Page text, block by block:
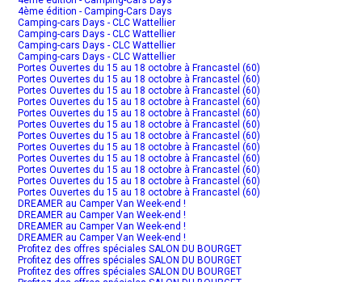
4ème édition - Camping-Cars Days
Camping-cars Days - CLC Wattellier
Camping-cars Days - CLC Wattellier
Camping-cars Days - CLC Wattellier
Camping-cars Days - CLC Wattellier
Portes Ouvertes du 15 au 18 octobre à Francastel (60)
Portes Ouvertes du 15 au 18 octobre à Francastel (60)
Portes Ouvertes du 15 au 18 octobre à Francastel (60)
Portes Ouvertes du 15 au 18 octobre à Francastel (60)
Portes Ouvertes du 15 au 18 octobre à Francastel (60)
Portes Ouvertes du 15 au 18 octobre à Francastel (60)
Portes Ouvertes du 15 au 18 octobre à Francastel (60)
Portes Ouvertes du 15 au 18 octobre à Francastel (60)
Portes Ouvertes du 15 au 18 octobre à Francastel (60)
Portes Ouvertes du 15 au 18 octobre à Francastel (60)
Portes Ouvertes du 15 au 18 octobre à Francastel (60)
Portes Ouvertes du 15 au 18 octobre à Francastel (60)
DREAMER au Camper Van Week-end !
DREAMER au Camper Van Week-end !
DREAMER au Camper Van Week-end !
DREAMER au Camper Van Week-end !
Profitez des offres spéciales SALON DU BOURGET
Profitez des offres spéciales SALON DU BOURGET
Profitez des offres spéciales SALON DU BOURGET